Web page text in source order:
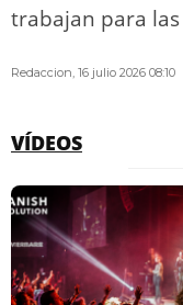
trabajan para
Redaccion 16 julio 2026 08:10
VÍDEOS